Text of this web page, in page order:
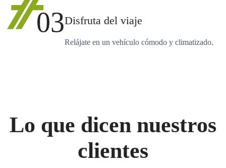
03Disfruta del viaje
Relájate en un vehículo cómodo y climatizado.
Lo que dicen nuestros
clientes